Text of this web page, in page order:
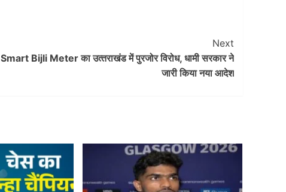
Next
Smart Bijli Meter का उत्‍तराखंड में पुरजोर विरोध, धामी सरकार ने
जारी किया नया आदेश